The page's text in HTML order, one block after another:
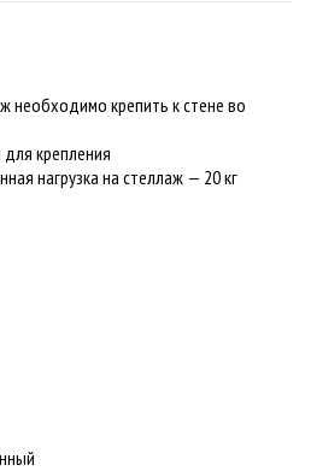
необходимо крепить к стене во
крепления
нагрузка на стеллаж — 20 кг